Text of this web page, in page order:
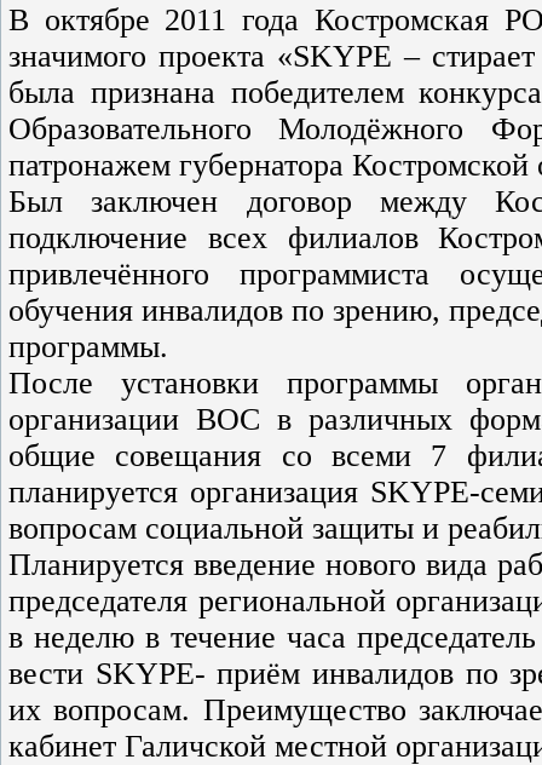
В октябре 2011 года Костромская
значимого проекта «SKYPE –
была признана победителем
Образовательного Молодёжного
патронажем губернатора
Был заключен договор между
подключение всех филиалов
привлечённого программиста
обучения инвалидов по зрению,
программы.
После установки программы
организации ВОС в различных
общие совещания со всеми 7
планируется организация SKYPE-
вопросам социальной защиты и
Планируется введение нового вида
председателя региональной
в неделю в течение часа
вести SKYPE- приём инвалидов по
их вопросам. Преимущество
кабинет Галичской местной